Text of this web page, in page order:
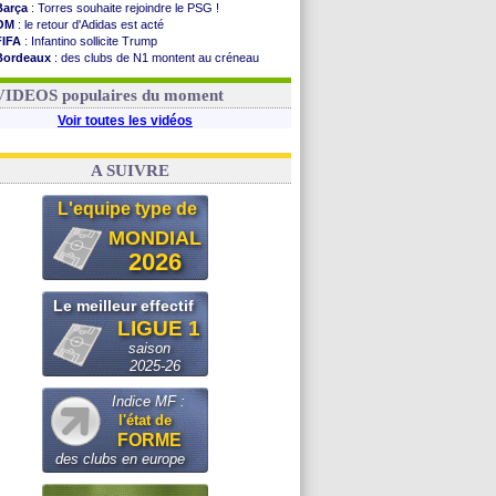
: Torres souhaite rejoindre le PSG !
: le retour d'Adidas est acté
: Infantino sollicite Trump
: des clubs de N1 montent au créneau
: le démenti de Leipzig pour Diomandé
populaires du moment
Voir toutes les vidéos
A SUIVRE
L'equipe type de
MONDIAL
2026
Le meilleur effectif
LIGUE 1
saison
2025-26
Indice MF :
l'état de
FORME
des clubs en europe